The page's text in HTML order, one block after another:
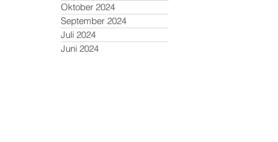
Oktober 2024
September 2024
Juli 2024
Juni 2024